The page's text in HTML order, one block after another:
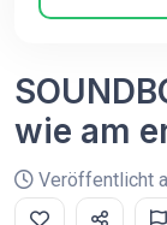
wie am
Veröffentlicht